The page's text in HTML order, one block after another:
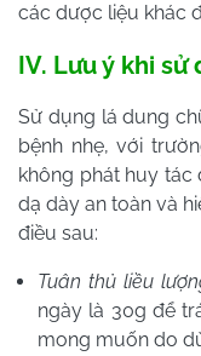
các dược liệu khác
IV. Lưu ý khi
Sử dụng lá dung
bệnh nhẹ, với
không phát huy tác
dạ dày an toàn và
điều sau:
Tuân thủ liều
ngày là 30g để
mong muốn do